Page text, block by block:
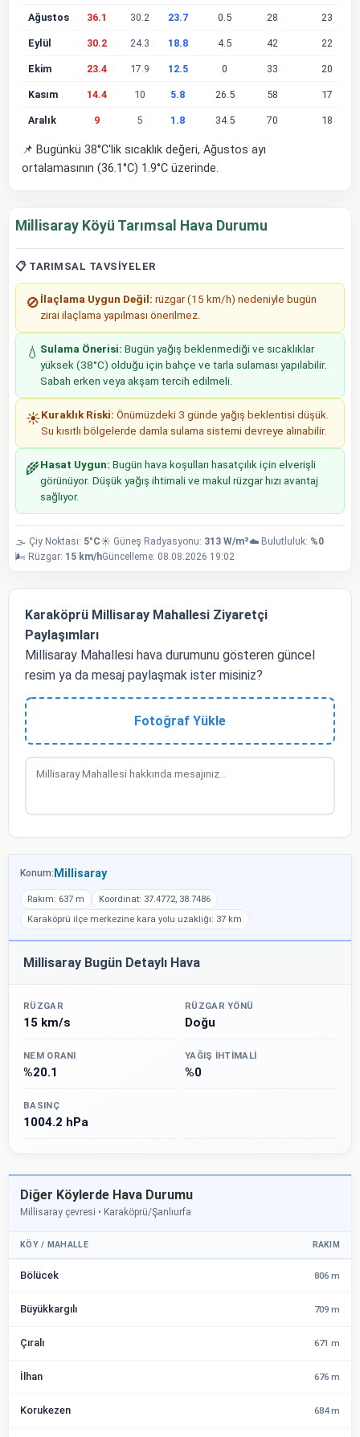
Ağustos 36.1 30.2 23.7 0.5 28 23
Eylül 30.2 24.3 18.8 4.5 42 22
Ekim 23.4 17.9 12.5 0 33 20
Kasım 14.4 10 5.8 26.5 58 17
Aralık 9 5 1.8 34.5 70 18
📌 Bugünkü 38°C'lik sıcaklık değeri, Ağustos ayı
ortalamasının (36.1°C) 1.9°C üzerinde.
Millisaray Köyü Tarımsal Hava Durumu
📋 TARIMSAL TAVSIYELER
🚫 İlaçlama Uygun Değil: rüzgar (15 km/h) nedeniyle bugün
zirai ilaçlama yapılması önerilmez.
💧 Sulama Önerisi: Bugün yağış beklenmediği ve sıcaklıklar
yüksek (38°C) olduğu için bahçe ve tarla sulaması yapılabilir.
Sabah erken veya akşam tercih edilmeli.
☀️Kuraklık Riski: Önümüzdeki 3 günde yağış beklentisi düşük.
Su kısıtlı bölgelerde damla sulama sistemi devreye alınabilir.
🌾Hasat Uygun: Bugün hava koşulları hasatçılık için elverişli
görünüyor. Düşük yağış ihtimali ve makul rüzgar hızı avantaj
sağlıyor.
🌫️ Çiy Noktası: 5°C☀️ Güneş Radyasyonu: 313 W/m²☁️ Bulutluluk: %0
🌬️ Rüzgar: 15 km/hGüncelleme: 08.08.2026 19:02
Karaköprü Millisaray Mahallesi Ziyaretçi
Paylaşımları
Millisaray Mahallesi hava durumunu gösteren güncel
resim ya da mesaj paylaşmak ister misiniz?
Fotoğraf Yükle
Konum: Millisaray
Rakım: 637 m
Koordinat: 37.4772, 38.7486
Karaköprü ilçe merkezine kara yolu uzaklığı: 37 km
Millisaray Bugün Detaylı Hava
RÜZGAR
15 km/s
RÜZGAR YÖNÜ
Doğu
NEM ORANI
%20.1
YAĞIŞ İHTIMALI
%0
BASINÇ
1004.2 hPa
Diğer Köylerde Hava Durumu
Millisaray çevresi • Karaköprü/Şanlıurfa
KÖY / MAHALLE RAKIM
Bölücek 806 m
Büyükkargılı 709 m
Çıralı 671 m
İlhan 676 m
Korukezen 684 m